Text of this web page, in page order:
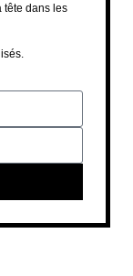
tête dans les